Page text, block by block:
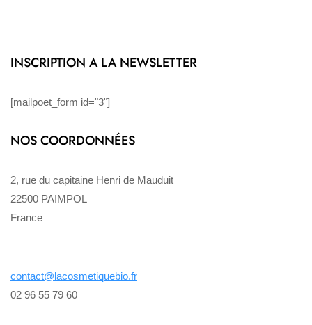
INSCRIPTION A LA NEWSLETTER
[mailpoet_form id="3"]
NOS COORDONNÉES
2, rue du capitaine Henri de Mauduit
22500 PAIMPOL
France
contact@lacosmetiquebio.fr
02 96 55 79 60